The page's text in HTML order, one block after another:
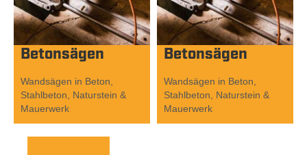
Betonsägen
Wandsägen in Beton,
Stahlbeton, Naturstein &
Mauerwerk
Betonsägen
Wandsägen in Beton,
Stahlbeton, Naturstein &
Mauerwerk